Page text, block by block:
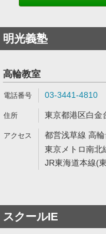
明光義塾
高輪教室
03-3441-4810
東京都港区白金
都営浅草線 高
東京メトロ南北
JR東海道本線(
スクールIE